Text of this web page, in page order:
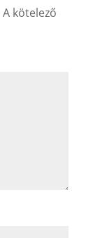
A kötelező